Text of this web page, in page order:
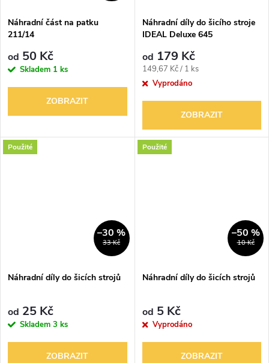
Náhradní část na patku
211/14
od 50 Kč
Skladem 1 ks
ZOBRAZIT
Náhradní díly do šicího stroje
IDEAL Deluxe 645
od 179 Kč
Měrná
cena:
149,67 Kč / 1 ks
Vyprodáno
ZOBRAZIT
Použité
33 Kč
–30 %
Náhradní díly do šicích strojů
od 25 Kč
Skladem 3 ks
ZOBRAZIT
Použité
10 Kč
–50 %
Náhradní díly do šicích strojů
od 5 Kč
Vyprodáno
ZOBRAZIT